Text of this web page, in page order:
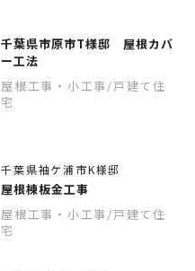
千葉県市原市T様邸 屋根カバ
ー工法
屋根工事・小工事 /戸建て住
宅
千葉県袖ケ浦市K様邸
屋根棟板金工事
屋根工事・小工事 /戸建て住
宅